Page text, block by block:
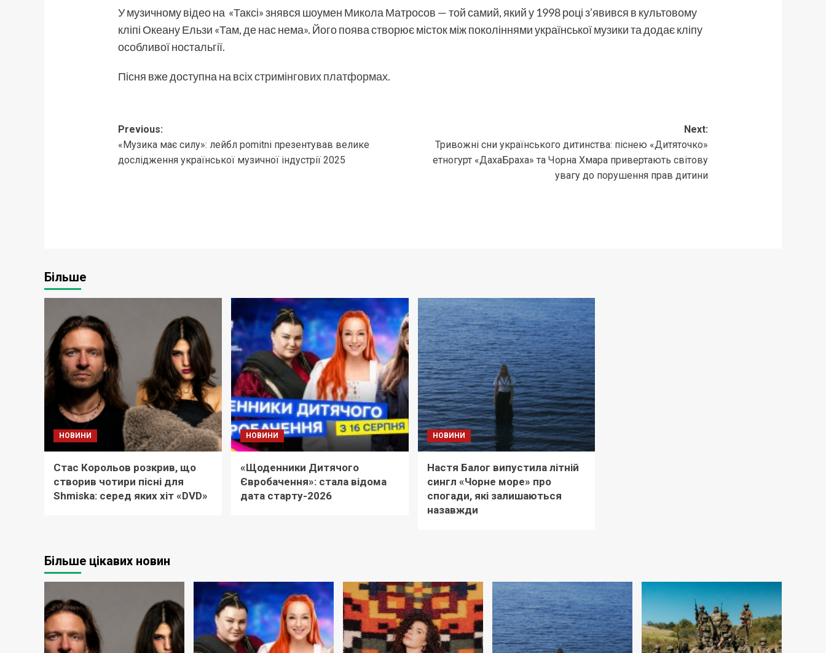
У музичному відео на «Таксі» знявся шоумен Микола Матросов — той самий, який у 1998 році з’явився в культовому
кліпі Океану Ельзи «Там, де нас нема». Його поява створює місток між поколіннями української музики та додає кліпу
особливої ностальгії.
Пісня вже доступна на всіх стримінгових платформах.
Post
navigation
Previous:
«Музика має силу»: лейбл pomitni презентував велике
дослідження української музичної індустрії 2025
Next:
Тривожні сни українського дитинства: піснею «Дитяточко»
етногурт «ДахаБраха» та Чорна Хмара привертають світову
увагу до порушення прав дитини
Більше
НОВИНИ
Стас Корольов розкрив, що
створив чотири пісні для
Shmiska: серед яких хіт «DVD»
НОВИНИ
«Щоденники Дитячого
Євробачення»: стала відома
дата старту-2026
НОВИНИ
Настя Балог випустила літній
сингл «Чорне море» про
спогади, які залишаються
назавжди
Більше цікавих новин